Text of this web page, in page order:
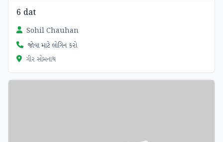
6 dat
Sohil Chauhan
જોવા માટે લોગિન કરો
ગીર સોમનાથ